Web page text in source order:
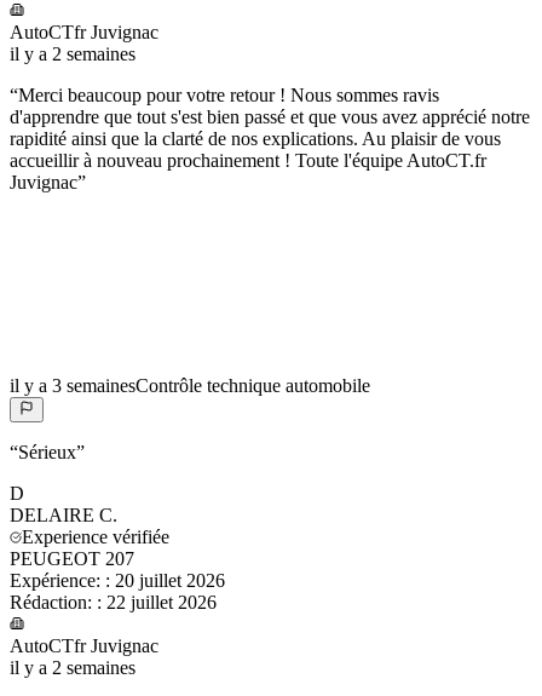
AutoCTfr Juvignac
il y a 2 semaines
“Merci beaucoup pour votre retour ! Nous sommes ravis
d'apprendre que tout s'est bien passé et que vous avez apprécié notre
rapidité ainsi que la clarté de nos explications. Au plaisir de vous
accueillir à nouveau prochainement ! Toute l'équipe AutoCT.fr
Juvignac”
il y a 3 semainesContrôle technique automobile
“Sérieux”
D
DELAIRE C.
Experience vérifiée
PEUGEOT 207
Expérience: : 20 juillet 2026
Rédaction: : 22 juillet 2026
AutoCTfr Juvignac
il y a 2 semaines